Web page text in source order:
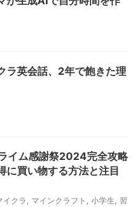
ラ英会話、2年で飽きた理
イム感謝祭2024完全攻略
に買い物する方法と注目
イクラ マインクラフト 小学生
習